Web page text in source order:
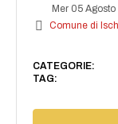
Mer 05
Comune di
CATEGORIE:
TAG: